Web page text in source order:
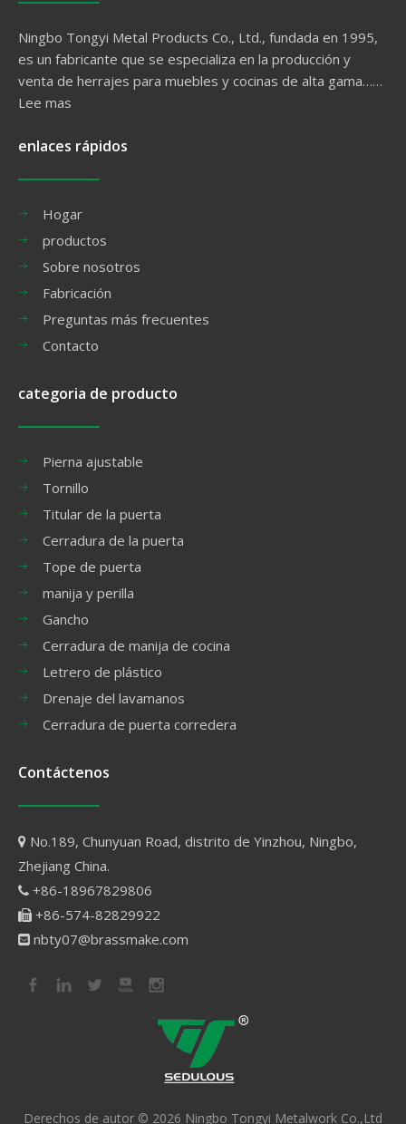
Ningbo Tongyi Metal Products Co., Ltd., fundada en 1995,
es un fabricante que se especializa en la producción y
venta de herrajes para muebles y cocinas de alta gama……
Lee mas
enlaces rápidos
Hogar
productos
Sobre nosotros
Fabricación
Preguntas más frecuentes
Contacto
categoria de producto
Pierna ajustable
Tornillo
Titular de la puerta
Cerradura de la puerta
Tope de puerta
manija y perilla
Gancho
Cerradura de manija de cocina
Letrero de plástico
Drenaje del lavamanos
Cerradura de puerta corredera
Contáctenos
 No.189, Chunyuan Road, distrito de Yinzhou, Ningbo,
Zhejiang China.
 +86-18967829806
 +86-574-82829922
 nbty07@brassmake.com
Derechos de autor © 2026 Ningbo Tongyi Metalwork Co.,Ltd